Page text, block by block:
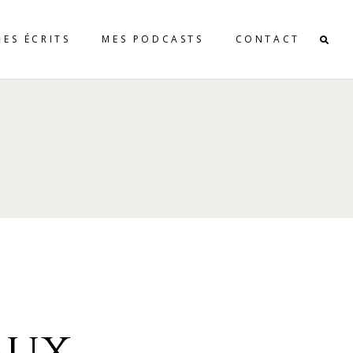
ÉCRITS MES PODCASTS CONTACT